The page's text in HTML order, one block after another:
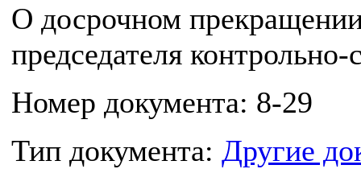
О досрочном
председателя
Номер документа: 8-29
Тип документа: Другие